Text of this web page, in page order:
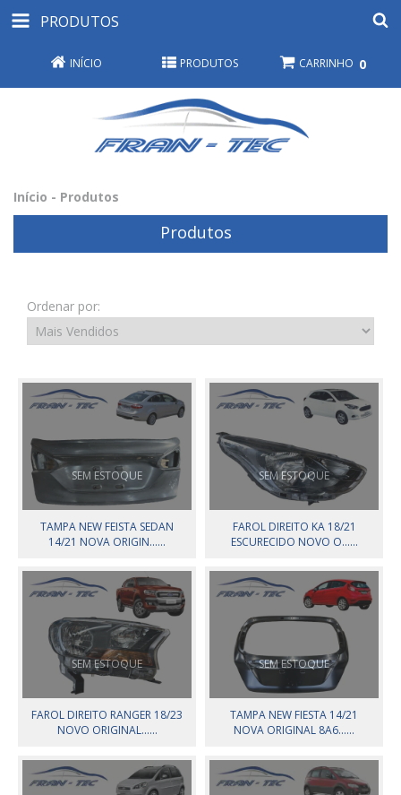
PRODUTOS
INÍCIO PRODUTOS CARRINHO 0
Início - Produtos
Produtos
Ordenar por:
SEM ESTOQUE
TAMPA NEW FEISTA SEDAN
14/21 NOVA ORIGIN......
SEM ESTOQUE
FAROL DIREITO KA 18/21
ESCURECIDO NOVO O......
SEM ESTOQUE
FAROL DIREITO RANGER 18/23
NOVO ORIGINAL......
SEM ESTOQUE
TAMPA NEW FIESTA 14/21
NOVA ORIGINAL 8A6......